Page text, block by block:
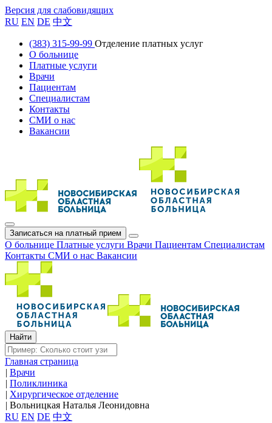
Версия для слабовидящих
RU EN DE 中文
(383) 315-99-99 Отделение платных услуг
О больнице
Платные услуги
Врачи
Пациентам
Специалистам
Контакты
СМИ о нас
Вакансии
Записаться на платный прием
О больнице Платные услуги Врачи Пациентам Специалистам
Контакты СМИ о нас Вакансии
Главная страница
| Врачи
| Поликлиника
| Хирургическое отделение
| Вольницкая Наталья Леонидовна
RU EN DE 中文